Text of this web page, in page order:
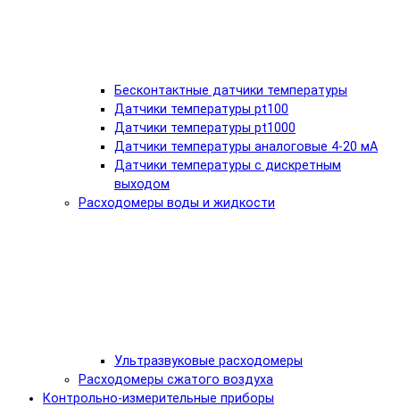
Бесконтактные датчики температуры
Датчики температуры pt100
Датчики температуры pt1000
Датчики температуры аналоговые 4-20 мА
Датчики температуры с дискретным
выходом
Расходомеры воды и жидкости
Ультразвуковые расходомеры
Расходомеры сжатого воздуха
Контрольно-измерительные приборы